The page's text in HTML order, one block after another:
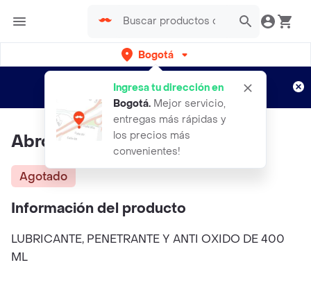
Bogotá
Ingresa tu dirección en
Bogotá. Mejor servicio,
entregas más rápidas y
los precios más
convenientes!
envíos gratis por semanas
Aplican TyC
Abro Ab 80 Lubricante 400ml
Agotado
Información del producto
LUBRICANTE, PENETRANTE Y ANTI OXIDO DE 400
ML